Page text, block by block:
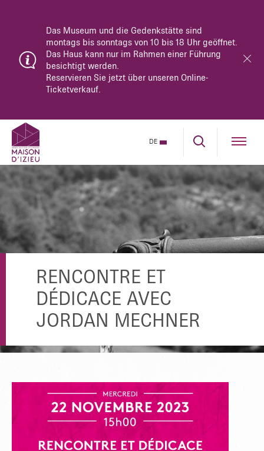
Das Museum und die Gedenkstätte sind
montags bis sonntags von 10 bis 18 Uhr geöffnet.
Das Haus kann nur im Rahmen einer Führung
besichtigt werden.
Reservieren Sie jetzt über unseren Online-
Ticketverkauf.
DE
RENCONTRE ET
DÉDICACE AVEC
JORDAN MECHNER